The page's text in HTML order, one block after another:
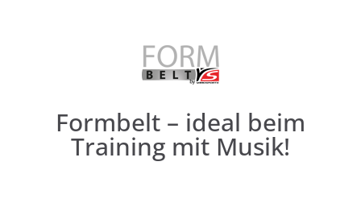
Formbelt – ideal beim
Training mit Musik!